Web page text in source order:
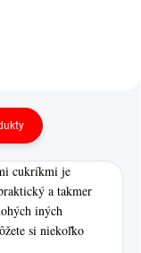
cukríkmi je
a takmer
iných
si niekoľko